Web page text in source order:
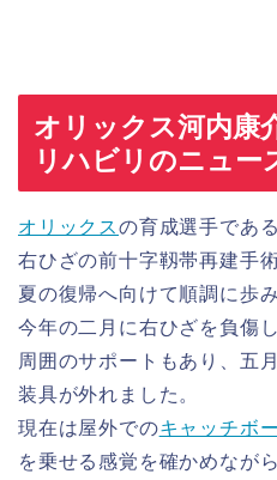
オリックス河内康
リハビリのニュー
オリックスの育成選手であ
右ひざの前十字靱帯再建手
夏の復帰へ向けて順調に歩
今年の二月に右ひざを負傷
周囲のサポートもあり、五
装具が外れました。
現在は屋外でのキャッチボ
を乗せる感覚を確かめなが